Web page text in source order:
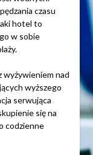
czasu
hotel to
w sobie
wyżywieniem nad
wyższego
serwująca
się na
codzienne